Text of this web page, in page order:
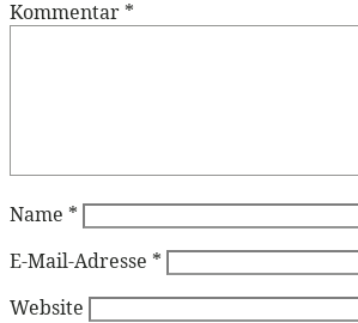
Kommentar *
Name *
E-Mail-Adresse *
Website